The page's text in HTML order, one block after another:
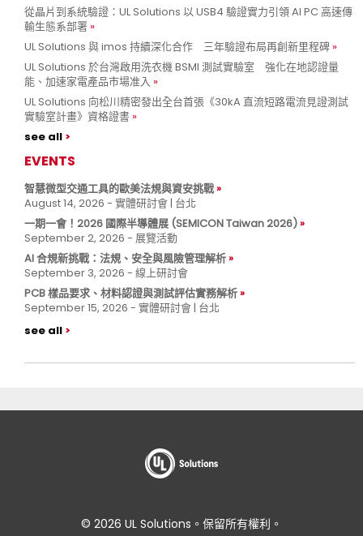
從晶片到系統驗證：UL Solutions 以 USB4 驗證實力引領 AI PC 高速傳
輸生態系部署
UL Solutions 與 imos 持續深化合作 三年驗證布局再創新里程碑
UL Solutions 於台灣啟用洗衣機 BSMI 測試實驗室 強化在地認證量
能、加速家電產品市場准入
UL Solutions 向松川精密發出全台首張《30kA 直流短路電流見證測試
實驗室計畫》資格證書
see all
EVENTS
智慧微型交通工具的歐美法規與資安挑戰
August 14, 2026 - 實體研討會 | 台北
一期一會！2026 國際半導體展 (SEMICON Taiwan 2026)
September 2, 2026 - 展覽活動
AI 合規新挑戰：法規、安全與風險管理解析
September 3, 2026 - 線上研討會
PCB 樣品要求、材料認證與測試評估實務解析
September 15, 2026 - 實體研討會 | 台北
see all
© 2026 UL Solutions。保留所有權利。